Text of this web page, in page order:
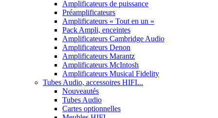
Amplificateurs de puissance
Préamplificateurs
Amplificateurs « Tout en un »
Pack Ampli, enceintes
Amplificateurs Cambridge Audio
Amplificateurs Denon
Amplificateurs Marantz
Amplificateurs McIntosh
Amplificateurs Musical Fidelity
Tubes Audio, accessoires HIFI...
Nouveautés
Tubes Audio
Cartes optionnelles